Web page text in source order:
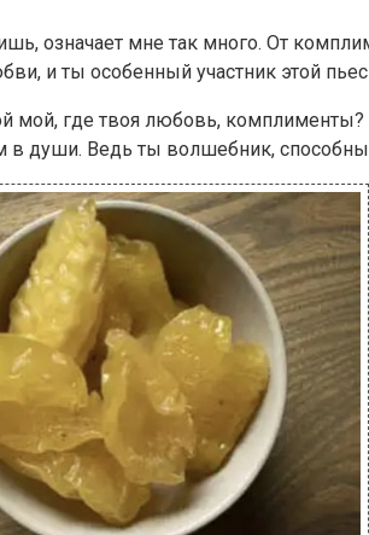
означает мне так много. От
и ты особенный участник этой
мой, где твоя любовь,
в души. Ведь ты волшебник,